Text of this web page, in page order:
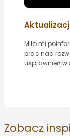
Miło mi
prac nad
usprawnień w
Zobacz